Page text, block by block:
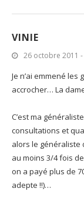
VINIE
26 octobre 2011 -
Je n’ai emmené les
accrocher… La
C’est ma
consultations et
alors le généraliste
au moins 3/4 fois
on a payé plus de
adepte !!)…